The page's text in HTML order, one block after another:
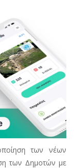
των νέων
των Δημοτών με